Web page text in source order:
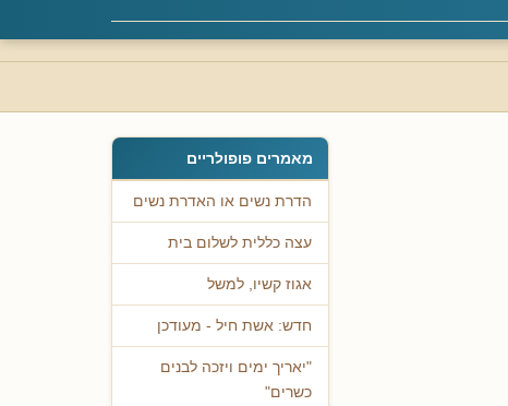
מאמרים פופולריים
הדרת נשים או האדרת נשים
עצה כללית לשלום בית
אגוז קשיו, למשל
חדש: אשת חיל - מעודכן
"יאריך ימים ויזכה לבנים
כשרים"